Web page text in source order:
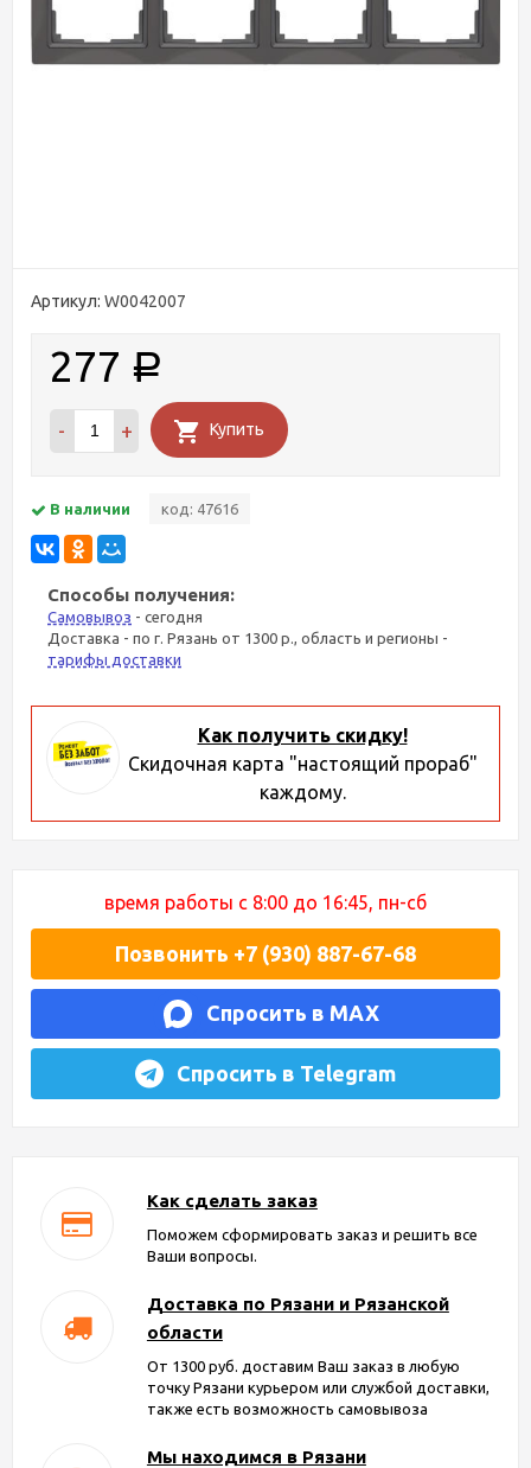
Артикул: W0042007
277 Р
- + Купить
В наличии код: 47616
Способы получения:
Самовывоз - сегодня
Доставка - по г. Рязань от 1300 р., область и регионы -
тарифы доставки
Как получить скидку!
Скидочная карта "настоящий прораб"
каждому.
время работы с 8:00 до 16:45, пн-сб
Позвонить +7 (930) 887-67-68
Спросить в MAX
Спросить в Telegram
Как сделать заказ
Поможем сформировать заказ и решить все
Ваши вопросы.
Доставка по Рязани и Рязанской
области
От 1300 руб. доставим Ваш заказ в любую
точку Рязани курьером или службой доставки,
также есть возможность самовывоза
Мы находимся в Рязани